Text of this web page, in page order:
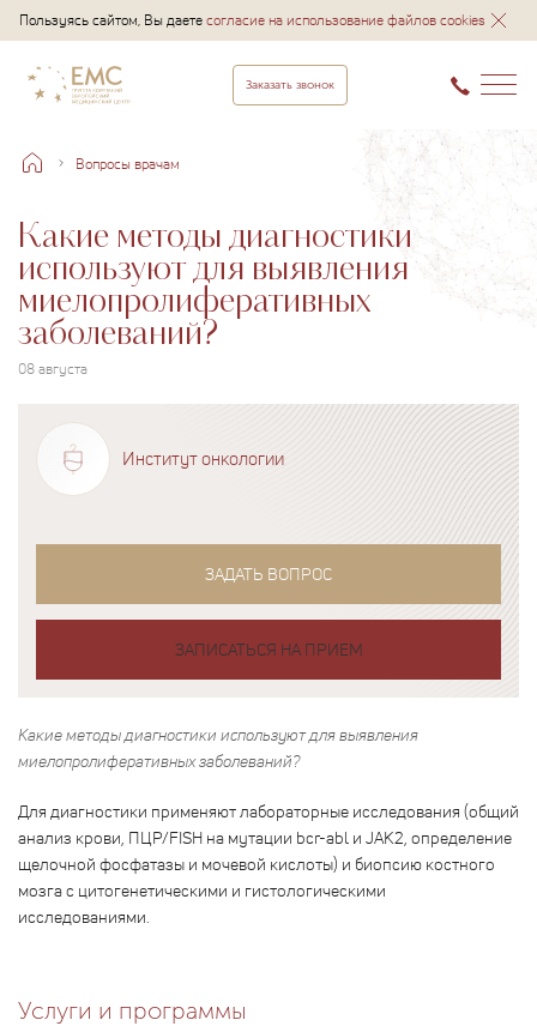
Пользуясь сайтом, Вы даетесогласие на использование файлов cookies
Заказать звонок
Вопросы врачам
Какие методы диагностики
используют для выявления
миелопролиферативных
заболеваний?
08 августа
Институт онкологии
ЗАДАТЬ ВОПРОС
ЗАПИСАТЬСЯ НА ПРИЕМ
Какие методы диагностики используют для выявления
миелопролиферативных заболеваний?
Для диагностики применяют лабораторные исследования (общий
анализ крови, ПЦР/FISH на мутации bcr-abl и JAK2, определение
щелочной фосфатазы и мочевой кислоты) и биопсию костного
мозга с цитогенетическими и гистологическими
исследованиями.
Услуги и программы